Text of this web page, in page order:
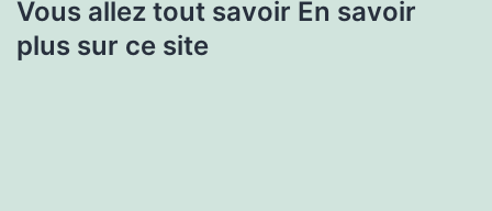
Vous allez tout savoir En savoir
plus sur ce site